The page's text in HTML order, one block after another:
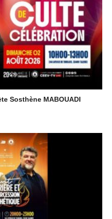
Intro Trailer
item/for-the-…
fad2-41dd-8f42-57879f01679d
UTC
Sosthène MABOUADI